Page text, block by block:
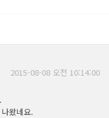
2015-08-08 오전 10:14:00
왔네요.